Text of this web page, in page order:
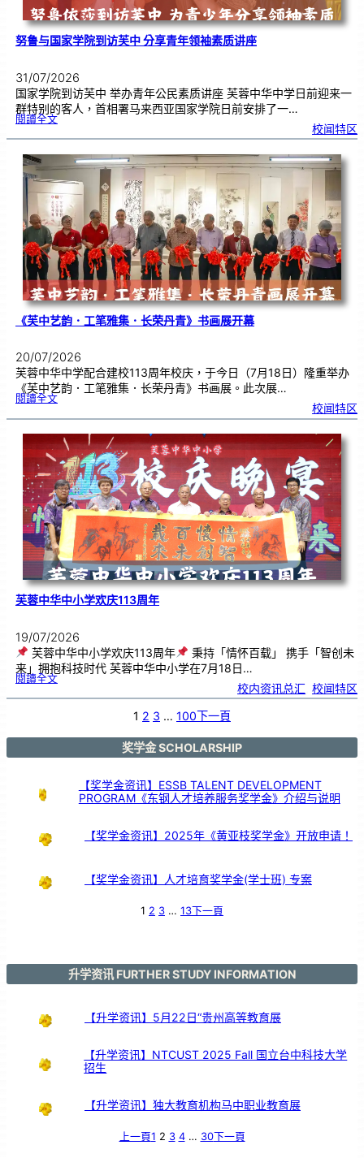
努鲁与国家学院到访芙中 分享青年领袖素质讲座
31/07/2026
国家学院到访芙中 举办青年公民素质讲座 芙蓉中华中学日前迎来一
群特别的客人，首相署马来西亚国家学院日前安排了一…
閱讀全文:努
国
学
院
到
访
中
分
享
青
年
领
袖
素
质
讲
座
校闻特区
《芙中艺韵．工笔雅集．长荣丹青》书画展开幕
20/07/2026
芙蓉中华中学配合建校113周年校庆，于今日（7月18日）隆重举办
《芙中艺韵．工笔雅集．长荣丹青》书画展。此次展…
閱讀全文:《
艺
．
工
笔
雅
集
．
长
荣
丹
青
》
书
画
展
开
幕
校闻特区
芙蓉中华中小学欢庆113周年
19/07/2026
芙蓉中华中小学欢庆113周年
秉持「情怀百载」 携手「智创未
来」拥抱科技时代 芙蓉中华中小学在7月18日…
閱讀全文:芙
华
1
年
校内资讯总汇 校闻特区
1 2 3 … 100下一頁
奖学金 SCHOLARSHIP
【奖学金资讯】ESSB TALENT DEVELOPMENT
PROGRAM《东钢人才培养服务奖学金》介绍与说明
【奖学金资讯】2025年《黄亚枝奖学金》开放申请！
【奖学金资讯】人才培育奖学金(学士班) 专案
1 2 3 … 13下一頁
升学资讯 FURTHER STUDY INFORMATION
【升学资讯】5月22日“贵州高等教育展
【升学资讯】NTCUST 2025 Fall 国立台中科技大学
招生
【升学资讯】独大教育机构马中职业教育展
上一頁1 2 3 4 … 30下一頁